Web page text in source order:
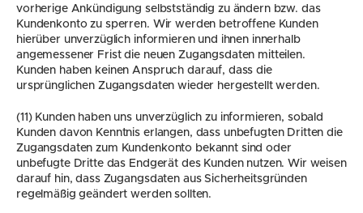
vorherige Ankündigung selbstständig zu ändern bzw. das
Kundenkonto zu sperren. Wir werden betroffene Kunden
hierüber unverzüglich informieren und ihnen innerhalb
angemessener Frist die neuen Zugangsdaten mitteilen.
Kunden haben keinen Anspruch darauf, dass die
ursprünglichen Zugangsdaten wieder hergestellt werden.
(11) Kunden haben uns unverzüglich zu informieren, sobald
Kunden davon Kenntnis erlangen, dass unbefugten Dritten die
Zugangsdaten zum Kundenkonto bekannt sind oder
unbefugte Dritte das Endgerät des Kunden nutzen. Wir weisen
darauf hin, dass Zugangsdaten aus Sicherheitsgründen
regelmäßig geändert werden sollten.